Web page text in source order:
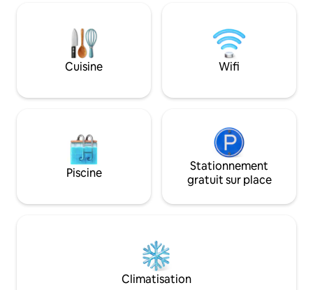
destinations touristiques populaires. À 5
minutes de la magnifique Burleigh Heads
et de tout ce qu'elle a à offrir. 4 lits (2 en
suite) 3 salles de bain Piscine Wifi
Parking hors de la rue - 4 voitures.
bain/buanderie,
un bureau et un
lit gonflable non
manger et une
grande terrasse
Cuisine Wifi
Piscine
Stationnement
gratuit sur place
Climatisation